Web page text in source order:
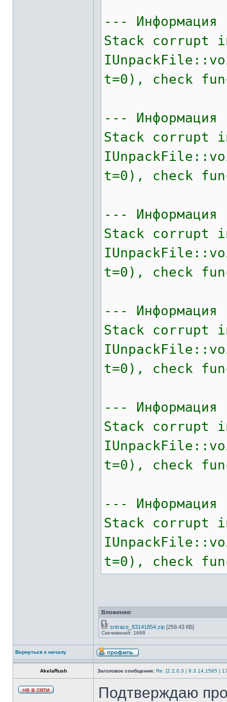
---
Stack corrupt
t=0), check
---
Stack corrupt
t=0), check
---
Stack corrupt
t=0), check
---
Stack corrupt
t=0), check
---
Stack corrupt
t=0), check
---
Stack corrupt
t=0), check
Вложения:
sntrace_83141854.zip [259.43 КБ]
Скачиваний: 1668
Вернуться к началу
AkelaRush Заголовок сообщения: Re: [2.2.0.3 | 8.3.14.1565 |
Подтверждаю